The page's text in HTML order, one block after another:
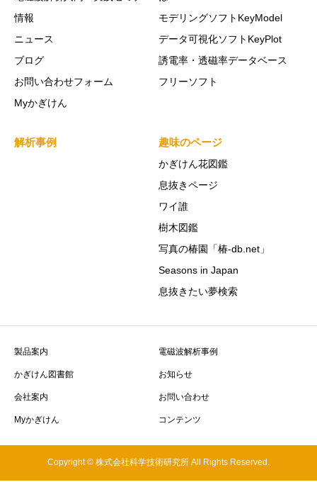
情報
ニュース
ブログ
お問い合わせフォーム
Myかぎけん
モデリングソフトKeyModel
データ可視化ソフトKeyPlot
誘電率・透磁率データベース
フリーソフト
解析事例 趣味のページ
かぎけん花図鑑
息抜きページ
ワイ誰
樹木図鑑
写真の椿園「椿-db.net」
Seasons in Japan
息抜きたい夢検索
製品案内 電磁波解析事例
かぎけん図書館 お知らせ
会社案内 お問い合わせ
Myかぎけん コンテンツ
Copyright © 株式会社科学技術研究所 All Rights Reserved.